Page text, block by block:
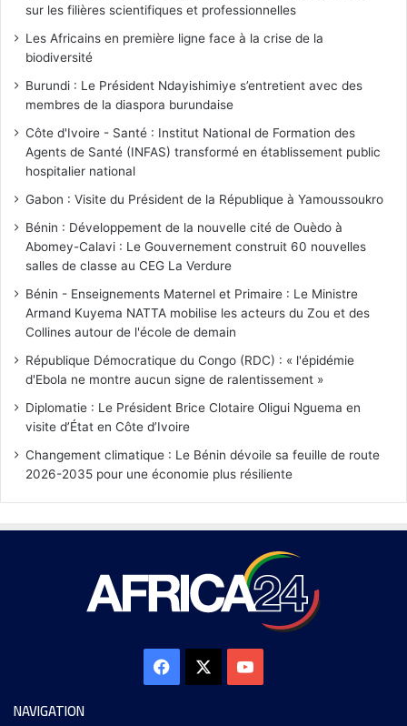
sur les filières scientifiques et professionnelles
Les Africains en première ligne face à la crise de la
biodiversité
Burundi : Le Président Ndayishimiye s’entretient avec des
membres de la diaspora burundaise
Côte d'Ivoire - Santé : Institut National de Formation des
Agents de Santé (INFAS) transformé en établissement public
hospitalier national
Gabon : Visite du Président de la République à Yamoussoukro
Bénin : Développement de la nouvelle cité de Ouèdo à
Abomey-Calavi : Le Gouvernement construit 60 nouvelles
salles de classe au CEG La Verdure
Bénin - Enseignements Maternel et Primaire : Le Ministre
Armand Kuyema NATTA mobilise les acteurs du Zou et des
Collines autour de l'école de demain
République Démocratique du Congo (RDC) : « l'épidémie
d'Ebola ne montre aucun signe de ralentissement »
Diplomatie : Le Président Brice Clotaire Oligui Nguema en
visite d’État en Côte d’Ivoire
Changement climatique : Le Bénin dévoile sa feuille de route
2026-2035 pour une économie plus résiliente
NAVIGATION